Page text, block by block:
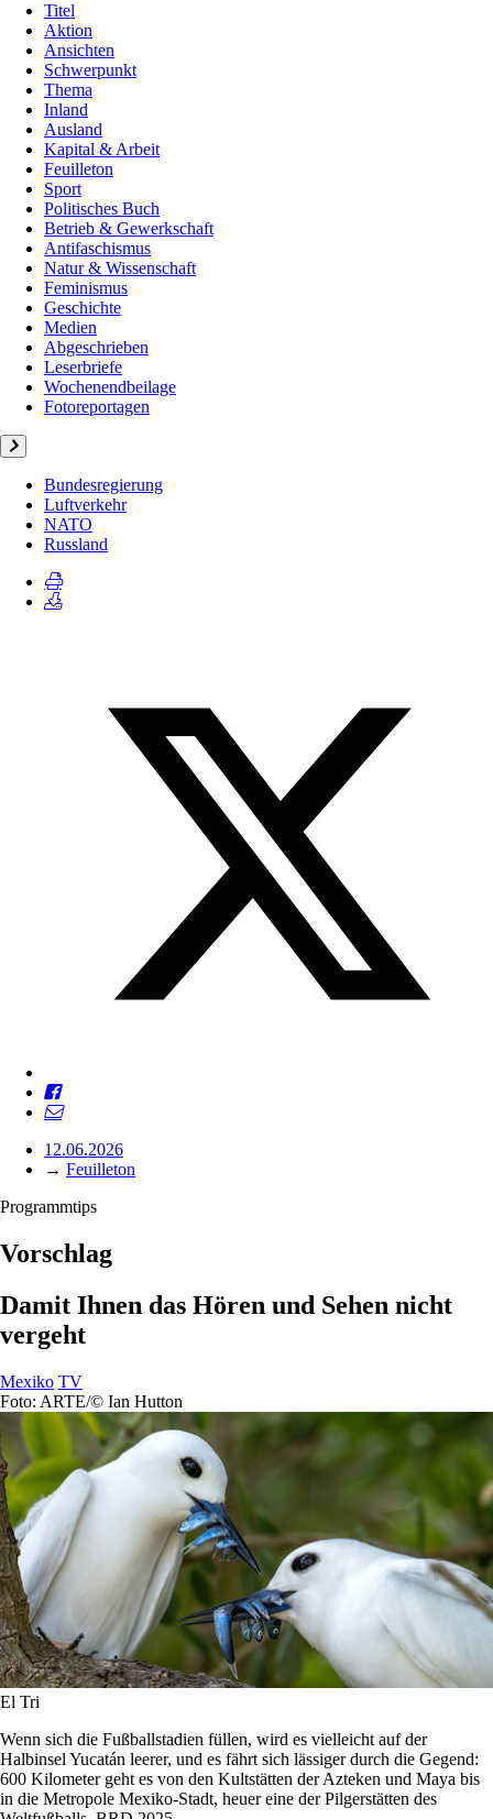
Titel
Aktion
Ansichten
Schwerpunkt
Thema
Inland
Ausland
Kapital & Arbeit
Feuilleton
Sport
Politisches Buch
Betrieb & Gewerkschaft
Antifaschismus
Natur & Wissenschaft
Feminismus
Geschichte
Medien
Abgeschrieben
Leserbriefe
Wochenendbeilage
Fotoreportagen
Bundesregierung
Luftverkehr
NATO
Russland
12.06.2026
→ Feuilleton
Programmtips
Vorschlag
Damit Ihnen das Hören und Sehen nicht
vergeht
Mexiko TV
Foto: ARTE/© Ian Hutton
El Tri
Wenn sich die Fußballstadien füllen, wird es vielleicht auf der
Halbinsel Yucatán leerer, und es fährt sich lässiger durch die Gegend:
600 Kilometer geht es von den Kultstätten der Azteken und Maya bis
in die Metropole Mexiko-Stadt, heuer eine der Pilgerstätten des